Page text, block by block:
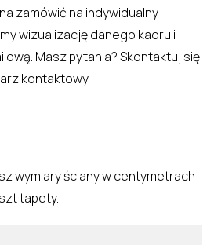
zamówić na indywidualny
wizualizację danego kadru i
Masz pytania? Skontaktuj się
kontaktowy
wymiary ściany w centymetrach
tapety.